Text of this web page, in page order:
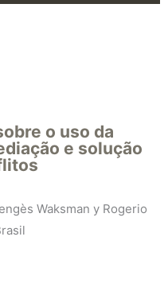
o uso da
e solução
Waksman y Rogerio